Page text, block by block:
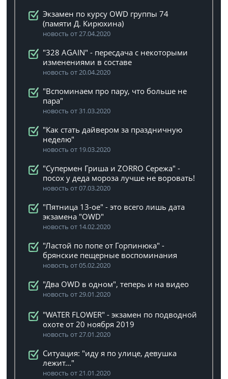
Экзамен по курсу OWD группы 74
(памяти Д. Кирюхина)
новость от 27.04.2020
"328 AGAIN" - пересдача с некоторыми
изменениями в составе
новость от 20.04.2020
"Вспоминаем про пару, что больше не
пара"
новость от 31.03.2020
"Как стать дайвером за праздничную
неделю"
новость от 19.03.2020
"Супермен Гриша и ZORRO Сережа" -
посох у деда мороза лучше не воровать!
новость от 07.03.2020
"Пятница 13-ое" - это всего лишь дата
экзамена "OWD"
новость от 14.02.2020
"Ластой по попе от Горпинюка" -
брянские пещерные воспоминания
новость от 05.02.2020
"Два OWD в одном", теперь и на видео
новость от 29.01.2020
"WATER FLOWER" - экзамен по подводной
охоте от 20 ноября 2019
новость от 27.01.2020
Ситуация: "иду я по улице, девушка
лежит..."
новость от 21.01.2020